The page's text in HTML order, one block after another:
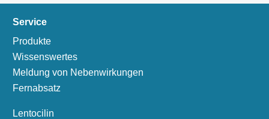
Service
Produkte
Wissenswertes
Meldung von Nebenwirkungen
Fernabsatz
Lentocilin